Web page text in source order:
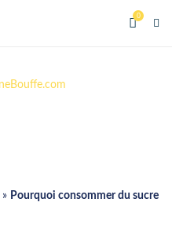
0
» Pourquoi consommer du sucre